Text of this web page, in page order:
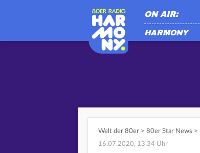
ON AIR:
HARMONY
Welt der 80er > 80er Star News >
16.07.2020, 13:34 Uhr